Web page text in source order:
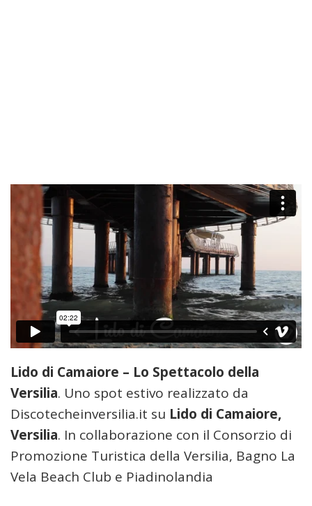
Lido di Camaiore – Lo Spettacolo della
Versilia. Uno spot estivo realizzato da
Discotecheinversilia.it su Lido di Camaiore,
Versilia. In collaborazione con il Consorzio di
Promozione Turistica della Versilia, Bagno La
Vela Beach Club e Piadinolandia